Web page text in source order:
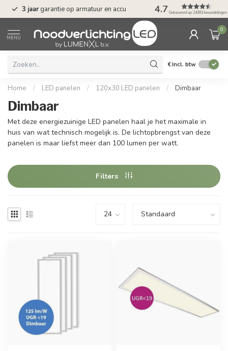
3 jaar garantie op armatuur en accu Gratis verzending
4.7 Gebaseerd op 24393 beoordelingen
MENU
0
€Incl. btw
Home / LED panelen / 120x30 LED panelen / Dimbaar
Dimbaar
Met deze energiezuinige LED panelen haal je het maximale in
huis van wat technisch mogelijk is. De lichtopbrengst van deze
panelen is maar liefst meer dan 100 lumen per watt.
Filters